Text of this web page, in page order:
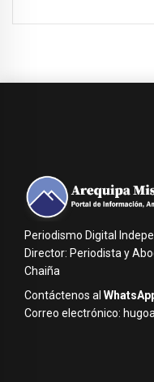
Periodismo Digital
Director: Periodista y
Chaiña
Contáctenos al
Correo electrónico: